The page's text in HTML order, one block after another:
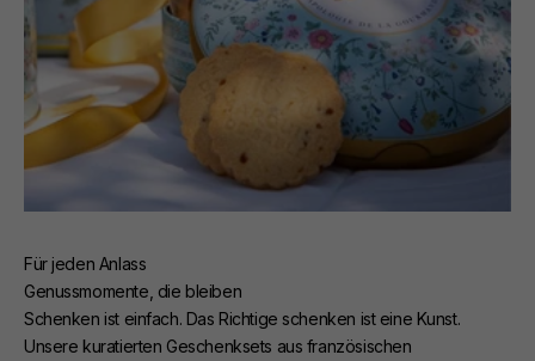
Für jeden Anlass
Genussmomente, die bleiben
Schenken ist einfach. Das Richtige schenken ist eine Kunst.
Unsere kuratierten Geschenksets aus französischen